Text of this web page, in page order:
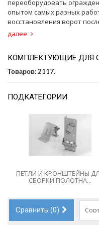
переоборудовать
опытом самых разных
восстановления ворот
далее
КОМПЛЕКТУЮЩИЕ ДЛЯ
Товаров: 2117.
ПОДКАТЕГОРИИ
ПАНЕЛИ ДЛЯ ПОЛОТНА
ВОРОТ
Сравнить (0)